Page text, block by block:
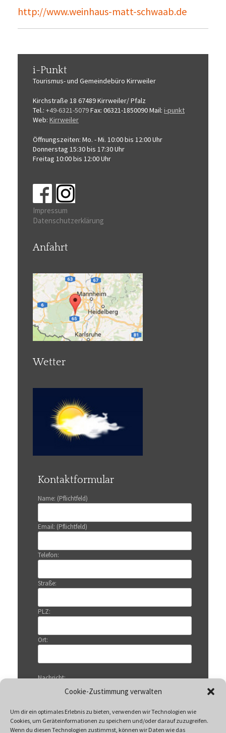
Cookie-Zustimmung verwalten
Um dir ein optimales Erlebnis zu bieten, verwenden wir Technologien wie
Cookies, um Geräteinformationen zu speichern und/oder darauf zuzugreifen.
Wenn du diesen Technologien zustimmst, können wir Daten wie das
http://www.weinhaus-matt-schwaab.de
i-Punkt
Tourismus-und Gemeindebüro Kirrweiler
Kirchstraße 18 67489 Kirrweiler/ Pfalz
Tel.: +49-6321-5079Fax: 06321-1850090Mail: i-punkt
Web: Kirrweiler
Öffnungszeiten: Mo. - Mi. 10:00 bis 12:00 Uhr
Donnerstag 15:30 bis 17:30 Uhr
Freitag 10:00 bis 12:00 Uhr
Impressum
Datenschutzerklärung
Anfahrt
Wetter
Kontaktformular
Name: (Pflichtfeld)
Email: (Pflichtfeld)
Telefon:
Straße:
PLZ:
Ort:
Nachricht: